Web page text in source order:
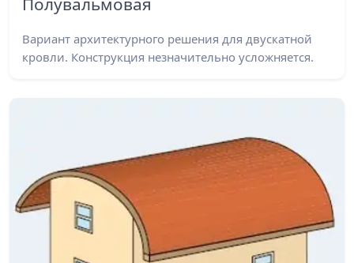
Вариант архитектурного решения для двускатной
кровли. Конструкция незначительно усложняется.